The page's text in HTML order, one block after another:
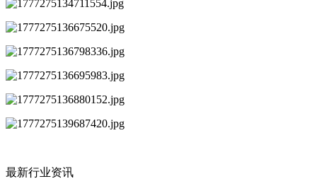
最新行业资讯